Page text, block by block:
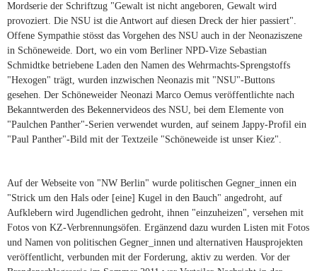
Mordserie der Schriftzug "Gewalt ist nicht angeboren, Gewalt wird
provoziert. Die NSU ist die Antwort auf diesen Dreck der hier passiert".
Offene Sympathie stösst das Vorgehen des NSU auch in der Neonaziszene
in Schöneweide. Dort, wo ein vom Berliner NPD-Vize Sebastian
Schmidtke betriebene Laden den Namen des Wehrmachts-Sprengstoffs
"Hexogen" trägt, wurden inzwischen Neonazis mit "NSU"-Buttons
gesehen. Der Schöneweider Neonazi Marco Oemus veröffentlichte nach
Bekanntwerden des Bekennervideos des NSU, bei dem Elemente von
"Paulchen Panther"-Serien verwendet wurden, auf seinem Jappy-Profil ein
"Paul Panther"-Bild mit der Textzeile "Schöneweide ist unser Kiez".
Auf der Webseite von "NW Berlin" wurde politischen Gegner_innen ein
"Strick um den Hals oder [eine] Kugel in den Bauch" angedroht, auf
Aufklebern wird Jugendlichen gedroht, ihnen "einzuheizen", versehen mit
Fotos von KZ-Verbrennungsöfen. Ergänzend dazu wurden Listen mit Fotos
und Namen von politischen Gegner_innen und alternativen Hausprojekten
veröffentlicht, verbunden mit der Forderung, aktiv zu werden. Vor der